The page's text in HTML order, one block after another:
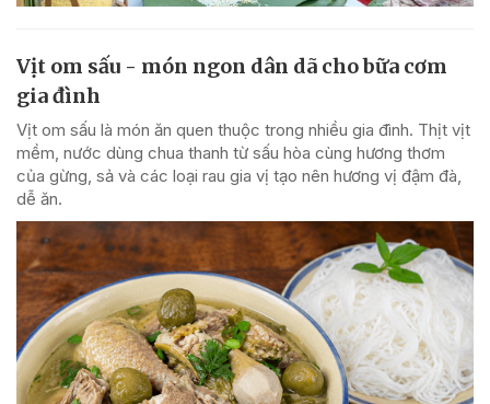
Vịt om sấu - món ngon dân dã cho bữa cơm
gia đình
Vịt om sấu là món ăn quen thuộc trong nhiều gia đình. Thịt vịt
mềm, nước dùng chua thanh từ sấu hòa cùng hương thơm
của gừng, sả và các loại rau gia vị tạo nên hương vị đậm đà,
dễ ăn.